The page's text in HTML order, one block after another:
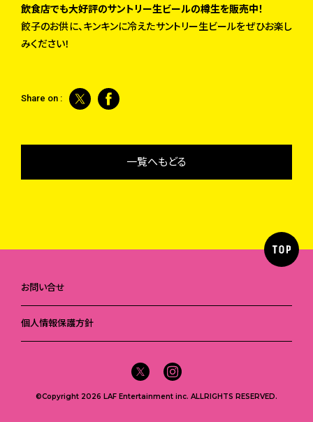
飲食店でも大好評のサントリー生ビールの樽生を販売中！
餃子のお供に、キンキンに冷えたサントリー生ビールをぜひお楽し
みください！
Share on :
一覧へもどる
お問い合せ
個人情報保護方針
©Copyright 2026 LAF Entertainment inc. ALLRIGHTS RESERVED.